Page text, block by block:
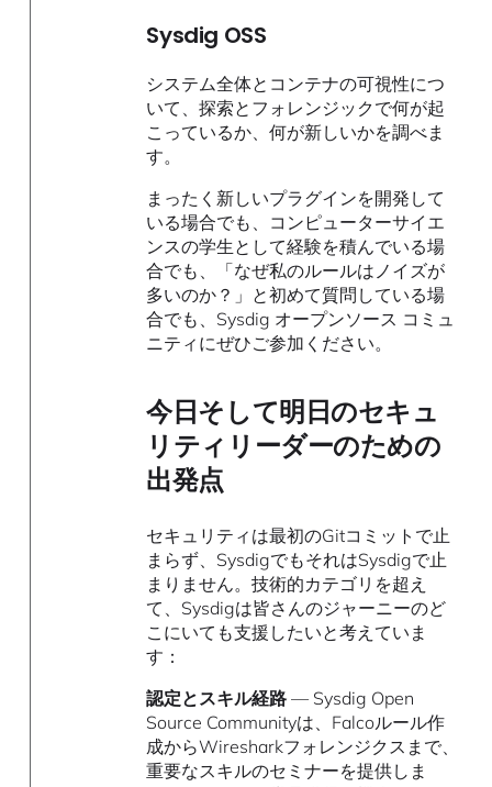
Sysdig OSS
システム全体とコンテナの可視性につ
いて、探索とフォレンジックで何が起
こっているか、何が新しいかを調べま
す。
まったく新しいプラグインを開発して
いる場合でも、コンピューターサイエ
ンスの学生として経験を積んでいる場
合でも、「なぜ私のルールはノイズが
多いのか？」と初めて質問している場
合でも、Sysdig オープンソース コミュ
ニティにぜひご参加ください。
今日そして明日のセキュ
リティリーダーのための
出発点
セキュリティは最初のGitコミットで止
まらず、SysdigでもそれはSysdigで止
まりません。技術的カテゴリを超え
て、Sysdigは皆さんのジャーニーのど
こにいても支援したいと考えていま
す：
認定とスキル経路 — Sysdig Open
Source Communityは、Falcoルール作
成からWiresharkフォレンジクスまで、
重要なスキルのセミナーを提供しま